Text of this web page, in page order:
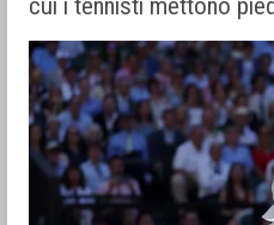
cui i tennisti mettono